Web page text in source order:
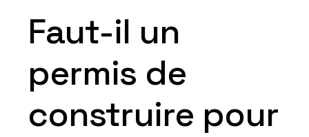
Faut-il un
permis de
construire pour